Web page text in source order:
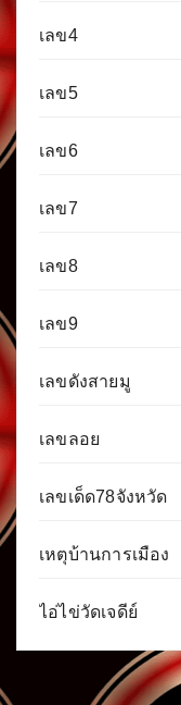
เลข4
เลข5
เลข6
เลข7
เลข8
เลข9
เลขดังสายมู
เลขลอย
เลขเด็ด78จังหวัด
เหตุบ้านการเมือง
ไอ่ไข่วัดเจดีย์